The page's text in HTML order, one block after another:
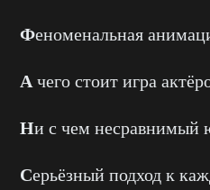
Феноменальная
Ачего стоит игра
Ни с чем несравнимый
Серьёзный подход к